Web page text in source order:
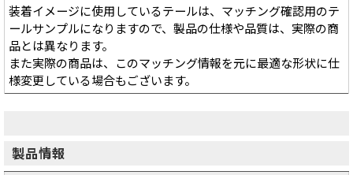
装着イメージに使用しているテールは、マッチング確認用のテ
ールサンプルになりますので、製品の仕様や品質は、実際の商
品とは異なります。
また実際の商品は、このマッチング情報を元に最適な形状に仕
様変更している場合もございます。
製品情報